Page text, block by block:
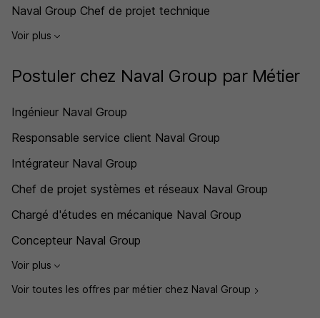
Naval Group Chef de projet technique
Voir plus
Postuler chez Naval Group par Métier
Ingénieur Naval Group
Responsable service client Naval Group
Intégrateur Naval Group
Chef de projet systèmes et réseaux Naval Group
Chargé d'études en mécanique Naval Group
Concepteur Naval Group
Voir plus
Voir toutes les offres par métier chez Naval Group